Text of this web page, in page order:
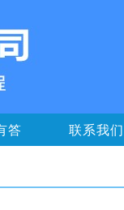
答 联系我们